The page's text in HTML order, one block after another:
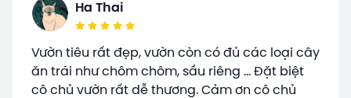
Ha Thai
Vườn tiêu rất đẹp, vườn còn có đủ các loại cây
ăn trái như chôm chôm, sầu riêng ... Đặt biệt
cô chủ vườn rất dễ thương. Cảm ơn cô chủ